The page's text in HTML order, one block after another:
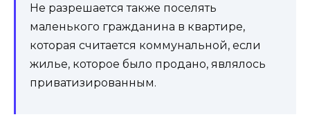
Не разрешается также поселять
маленького гражданина в квартире,
которая считается коммунальной, если
жилье, которое было продано, являлось
приватизированным.